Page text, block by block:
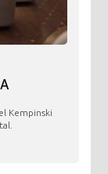
Kempinski